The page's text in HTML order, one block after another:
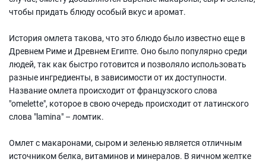
чтобы придать блюду особый вкус и аромат.
История омлета такова, что это блюдо было известно еще в
Древнем Риме и Древнем Египте. Оно было популярно среди
людей, так как быстро готовится и позволяло использовать
разные ингредиенты, в зависимости от их доступности.
Название омлета происходит от французского слова
"omelette", которое в свою очередь происходит от латинского
слова "lamina" – ломтик.
Омлет с макаронами, сыром и зеленью является отличным
источником белка, витаминов и минералов. В яичном желтке